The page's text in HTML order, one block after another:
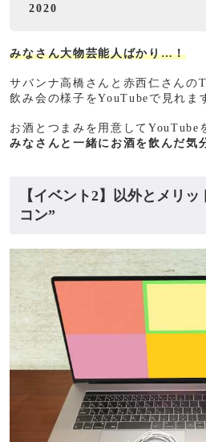
2020
みなさん大物芸能人ばかり…！
サバンナ高橋さんと赤西仁さんの
飲み会の様子をYouTubeで見れま
お酒とつまみを用意してYouTube
みなさんと一緒にお酒を飲んだ気
【イベント2】以外とメリ
コン”